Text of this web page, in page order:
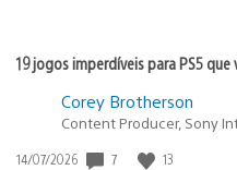
19 jogos imperdíveis para PS5 que
Corey Brotherson
Content Producer, Sony
Data
14/07/2026 7 13